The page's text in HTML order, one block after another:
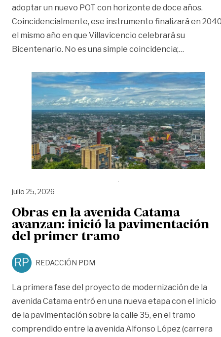
adoptar un nuevo POT con horizonte de doce años.
Coincidencialmente, ese instrumento finalizará en
el mismo año en que Villavicencio celebrará su
Bicentenario. No es una simple coincidencia;…
julio 25, 2026
Obras en la avenida Catama
avanzan: inició la pavimentación
del primer tramo
RP REDACCIÓN PDM
La primera fase del proyecto de modernización de la
avenida Catama entró en una nueva etapa con el inicio
de la pavimentación sobre la calle 35, en el tramo
comprendido entre la avenida Alfonso López (carrera